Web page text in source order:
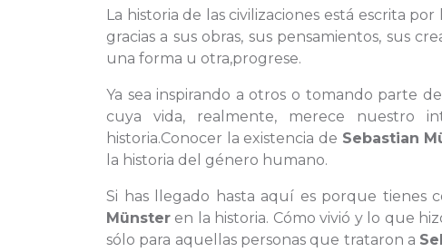
La historia de las civilizaciones está escrita
gracias a sus obras, sus pensamientos, sus
una forma u otra,progrese.
Ya sea inspirando a otros o tomando parte
cuya vida, realmente, merece
historia.Conocer la existencia de Sebastian
la historia del género humano.
Si has llegado hasta aquí es porque tienes
Münster en la historia. Cómo vivió y lo que
sólo para aquellas personas que trataron a